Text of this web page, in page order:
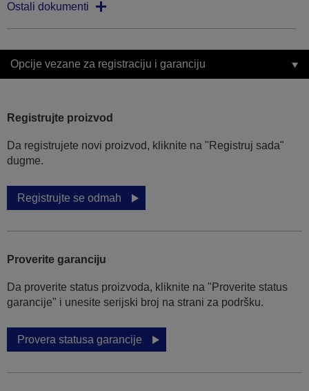
Ostali dokumenti
Opcije vezane za registraciju i garanciju
Registrujte proizvod
Da registrujete novi proizvod, kliknite na "Registruj sada"
dugme.
Registrujte se odmah
Proverite garanciju
Da proverite status proizvoda, kliknite na "Proverite status
garancije" i unesite serijski broj na strani za podršku.
Provera statusa garancije